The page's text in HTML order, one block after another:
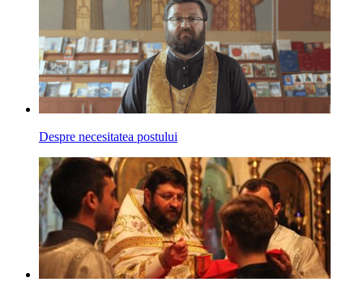
Despre necesitatea postului